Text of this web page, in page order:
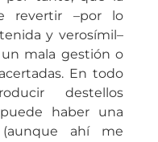
revertir –por lo
y verosímil–
mala gestión o
En todo
destellos
haber una
(aunque ahí me